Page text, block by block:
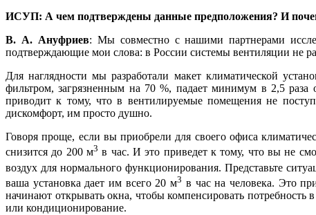
ИСУП: А чем подтверждены данные предположения? И
В. А. Ануфриев: Мы совместно с нашими партнерами
подтверждающие мои слова: в России системы вентиляции не
Для наглядности мы разработали макет климатической
фильтром, загрязненным на 70 %, падает минимум в 2,5 раза
приводит к тому, что в вентилируемые помещения не
дискомфорт, им просто душно.
Говоря проще, если вы приобрели для своего офиса
снизится до 200 м3 в час. И это приведет к тому, что вы не
воздух для нормального функционирования. Представьте
ваша установка дает им всего 20 м3 в час на человека. Это
начинают открывать окна, чтобы компенсировать потребность
или кондиционирование.